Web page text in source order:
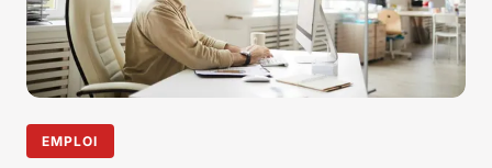
EMPLOI